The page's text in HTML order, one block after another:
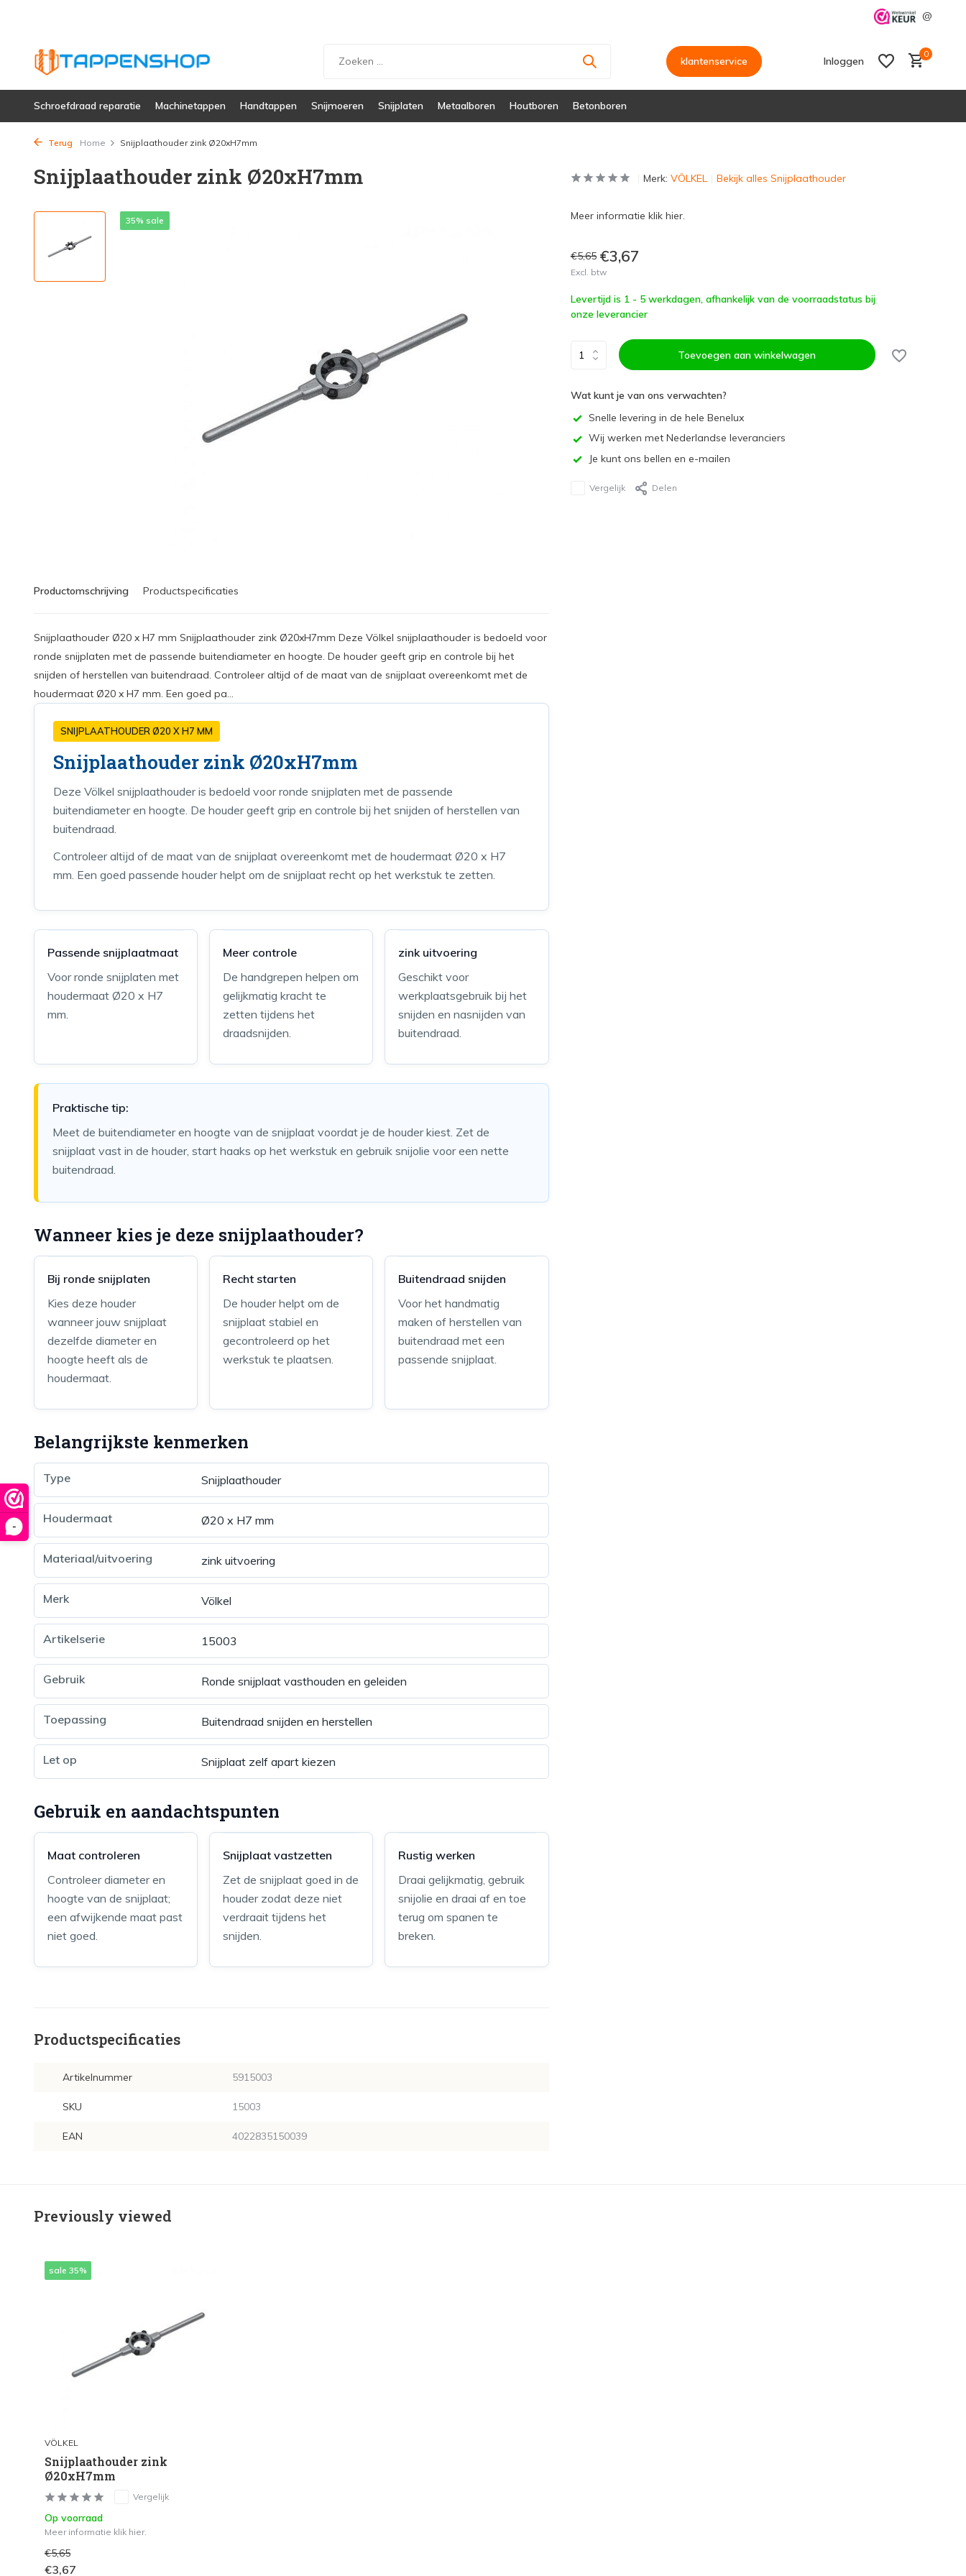
-
@
klantenservice Inloggen
0
Schroefdraad reparatie Machinetappen Handtappen Snijmoeren Snijplaten Metaalboren Houtboren Betonboren
Terug Home Snijplaathouder zink Ø20xH7mm
Snijplaathouder zink Ø20xH7mm
35% sale
Productomschrijving Productspecificaties
Snijplaathouder Ø20 x H7 mm Snijplaathouder zink Ø20xH7mm Deze Völkel snijplaathouder is bedoeld voor
ronde snijplaten met de passende buitendiameter en hoogte. De houder geeft grip en controle bij het
snijden of herstellen van buitendraad. Controleer altijd of de maat van de snijplaat overeenkomt met de
houdermaat Ø20 x H7 mm. Een goed pa...
SNIJPLAATHOUDER Ø20 X H7 MM
Snijplaathouder zink Ø20xH7mm
Deze Völkel snijplaathouder is bedoeld voor ronde snijplaten met de passende
buitendiameter en hoogte. De houder geeft grip en controle bij het snijden of herstellen van
buitendraad.
Controleer altijd of de maat van de snijplaat overeenkomt met de houdermaat Ø20 x H7
mm. Een goed passende houder helpt om de snijplaat recht op het werkstuk te zetten.
Passende snijplaatmaat
Voor ronde snijplaten met
houdermaat Ø20 x H7
mm.
Meer controle
De handgrepen helpen om
gelijkmatig kracht te
zetten tijdens het
draadsnijden.
zink uitvoering
Geschikt voor
werkplaatsgebruik bij het
snijden en nasnijden van
buitendraad.
Praktische tip:
Meet de buitendiameter en hoogte van de snijplaat voordat je de houder kiest. Zet de
snijplaat vast in de houder, start haaks op het werkstuk en gebruik snijolie voor een nette
buitendraad.
Wanneer kies je deze snijplaathouder?
Bij ronde snijplaten
Kies deze houder
wanneer jouw snijplaat
dezelfde diameter en
hoogte heeft als de
houdermaat.
Recht starten
De houder helpt om de
snijplaat stabiel en
gecontroleerd op het
werkstuk te plaatsen.
Buitendraad snijden
Voor het handmatig
maken of herstellen van
buitendraad met een
passende snijplaat.
Belangrijkste kenmerken
Type Snijplaathouder
Houdermaat Ø20 x H7 mm
Materiaal/uitvoering zink uitvoering
Merk Völkel
Artikelserie 15003
Gebruik Ronde snijplaat vasthouden en geleiden
Toepassing Buitendraad snijden en herstellen
Let op Snijplaat zelf apart kiezen
Gebruik en aandachtspunten
Maat controleren
Controleer diameter en
hoogte van de snijplaat;
een afwijkende maat past
niet goed.
Snijplaat vastzetten
Zet de snijplaat goed in de
houder zodat deze niet
verdraait tijdens het
snijden.
Rustig werken
Draai gelijkmatig, gebruik
snijolie en draai af en toe
terug om spanen te
breken.
Productspecificaties
Artikelnummer 5915003
SKU 15003
EAN 4022835150039
Merk: VÖLKEL Bekijk alles Snijplaathouder
Meer informatie klik hier.
€5,65 €3,67
Excl. btw
Levertijd is 1 - 5 werkdagen, afhankelijk van de voorraadstatus bij
onze leverancier
Toevoegen aan winkelwagen
Wat kunt je van ons verwachten?
Snelle levering in de hele Benelux
Wij werken met Nederlandse leveranciers
Je kunt ons bellen en e-mailen
Vergelijk Delen
Previously viewed
sale 35%
VÖLKEL
Snijplaathouder zink
Ø20xH7mm
Vergelijk
Op voorraad
Meer informatie klik hier.
€5,65
€3,67